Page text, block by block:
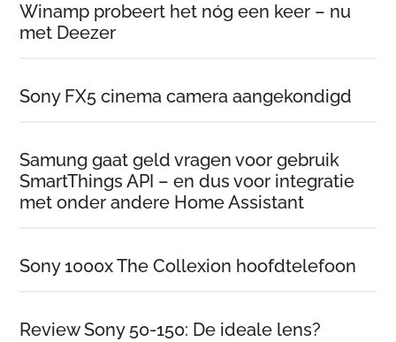
Winamp probeert het nóg een keer – nu
met Deezer
Sony FX5 cinema camera aangekondigd
Samung gaat geld vragen voor gebruik
SmartThings API – en dus voor integratie
met onder andere Home Assistant
Sony 1000x The Collexion hoofdtelefoon
Review Sony 50-150: De ideale lens?